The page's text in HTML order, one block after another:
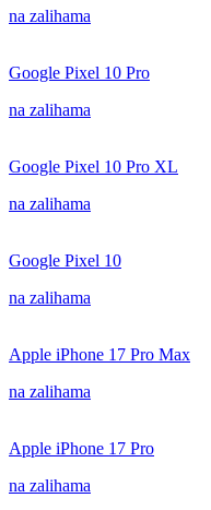
na zalihama
Google Pixel 10 Pro
na zalihama
Google Pixel 10 Pro XL
na zalihama
Google Pixel 10
na zalihama
Apple iPhone 17 Pro Max
na zalihama
Apple iPhone 17 Pro
na zalihama